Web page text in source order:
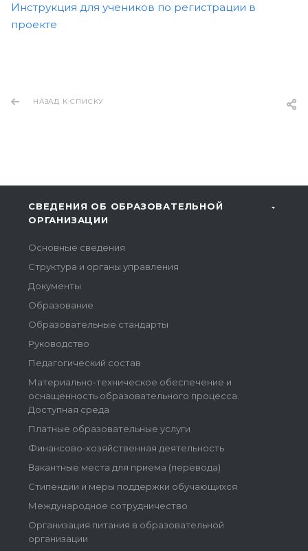
Инструкция для учеников по регистрации в
проекте
НАЗАД К СПИСКУ
СВЕДЕНИЯ ОБ ОБРАЗОВАТЕЛЬНОЙ
ОРГАНИЗАЦИИ
Основные сведения
Структура и органы управления
Документы
Образование
Образовательные стандарты
Руководство
Педагогический состав
Материально-техническое обеспечение и
оснащенность образовательного процесса.
Доступная среда
Платные образовательные услуги
Финансово-хозяйственная деятельность
Вакантные места для приема (перевода)
Стипендии и меры поддержки обучающихся
Международное сотрудничество
Организация питания в образовательной
организации